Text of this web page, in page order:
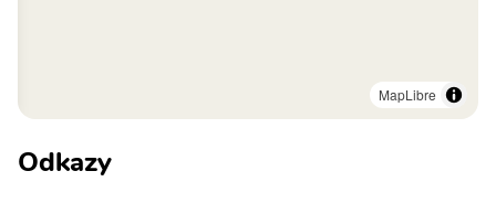
MapLibre
Odkazy